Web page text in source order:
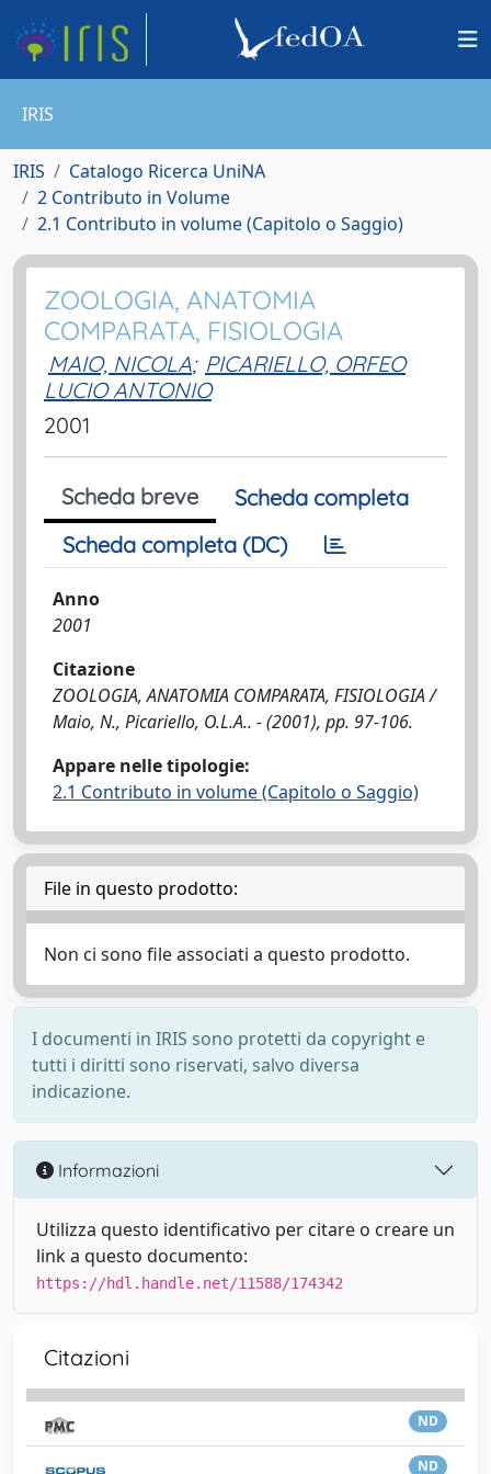
IRIS
IRIS
Catalogo Ricerca UniNA
2 Contributo in Volume
2.1 Contributo in volume (Capitolo o Saggio)
ZOOLOGIA, ANATOMIA
COMPARATA, FISIOLOGIA
MAIO, NICOLA; PICARIELLO, ORFEO
LUCIO ANTONIO
2001
Scheda breve
Scheda completa
Scheda completa (DC)
Anno
2001
Citazione
ZOOLOGIA, ANATOMIA COMPARATA, FISIOLOGIA /
Maio, N., Picariello, O.L.A.. - (2001), pp. 97-106.
Appare nelle tipologie:
2.1 Contributo in volume (Capitolo o Saggio)
File in questo prodotto:
Non ci sono file associati a questo prodotto.
I documenti in IRIS sono protetti da copyright e
tutti i diritti sono riservati, salvo diversa
indicazione.
Informazioni
Utilizza questo identificativo per citare o creare un
link a questo documento:
https://hdl.handle.net/11588/174342
Citazioni
ND
ND